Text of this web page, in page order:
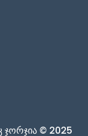
ჯორჯია © 2025